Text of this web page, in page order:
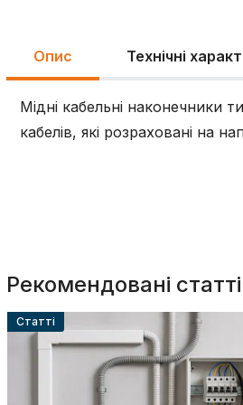
Опис Технічні
Мідні кабельні наконечники
кабелів, які розраховані на
Рекомендовані статті
Cтатті